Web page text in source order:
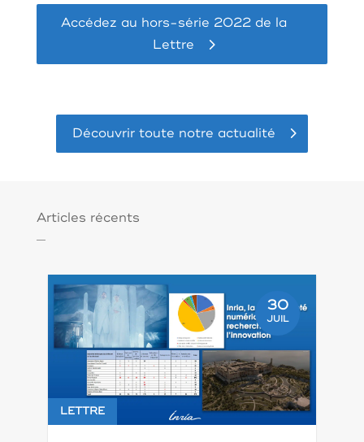
Accédez au hors-série 2022 de la
Lettre
Découvrir toute notre actualité
Articles récents
30
JUIL
LETTRE